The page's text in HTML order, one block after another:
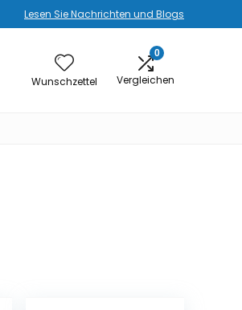
Lesen Sie Nachrichten und Blogs
Wunschzettel
0
Vergleichen